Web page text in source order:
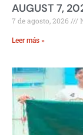
AUGUST 7,
7 de agosto, 2026
Leer más »